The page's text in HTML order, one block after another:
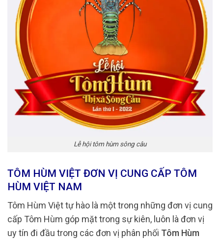
Lễ hội tôm hùm sông câu
TÔM HÙM VIỆT ĐƠN VỊ CUNG CẤP TÔM
HÙM VIỆT NAM
Tôm Hùm Việt tự hào là một trong những đơn vị cung
cấp Tôm Hùm góp mặt trong sự kiên, luôn là đơn vị
uy tín đi đầu trong các đơn vị phân phối Tôm Hùm